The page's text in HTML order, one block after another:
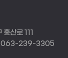
산로 111
063-239-3305